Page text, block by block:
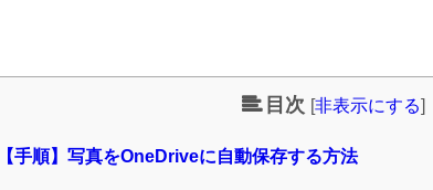
目次 [非表示にする]
【手順】写真をOneDriveに自動保存する方法